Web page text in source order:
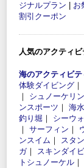
ジナルプラン
お
割引クーポン
人気のアクティビ
海のアクティビテ
体験ダイビング ｜
｜ シュノーケリ
ンスポーツ ｜ 海
釣り堀 ｜ シーウ
｜ サーフィン ｜
ンスイム ｜ スタ
ガ｜ スキンダイ
トシュノーケル ｜